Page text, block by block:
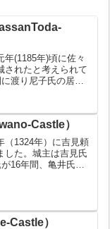
年(1185年)頃に佐々
されたと考えられて
渡り尼子氏の居城
たが慶長16年(1611
Castle）
（1324年）に吉見頼
した。城主は吉見氏
16年間、亀井氏が
Castle）